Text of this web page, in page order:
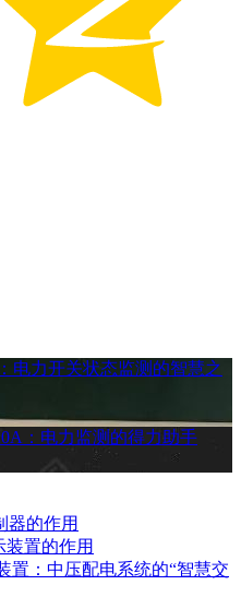
电力开关状态监测的智慧之
：电力监测的得力助手
器的作用
装置的作用
置：中压配电系统的“智慧交